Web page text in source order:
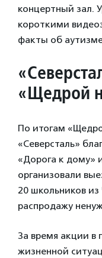
концертный зал.
короткими
факты об
«Щедрой
По итогам
«Северсталь»
«Дорога к дому»
организовали
20 школьников
распродажу
За время акции в
жизненной